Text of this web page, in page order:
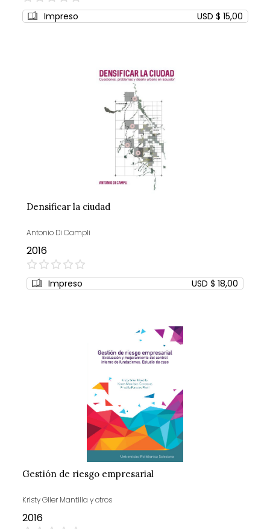
0%
Impreso USD $ 15,00
Densificar la ciudad
Antonio Di Campli
2016
0%
Impreso USD $ 18,00
Gestión de riesgo empresarial
Kristy GIler Mantilla y otros
2016